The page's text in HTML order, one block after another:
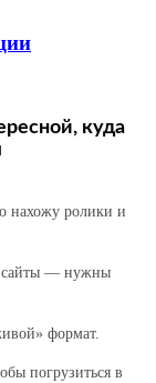
куда
нахожу ролики и
сайты — нужны
формат.
погрузиться в